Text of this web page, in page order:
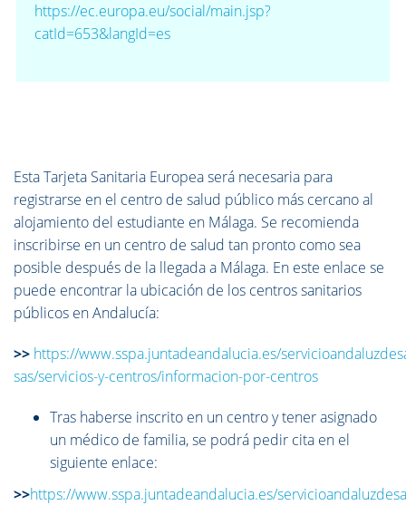
https://ec.europa.eu/social/main.jsp?
catId=653&langId=es
Esta Tarjeta Sanitaria Europea será necesaria para
registrarse en el centro de salud público más cercano al
alojamiento del estudiante en Málaga. Se recomienda
inscribirse en un centro de salud tan pronto como sea
posible después de la llegada a Málaga. En este enlace se
puede encontrar la ubicación de los centros sanitarios
públicos en Andalucía:
>> https://www.sspa.juntadeandalucia.es/
sas/servicios-y-centros/informacion-por-centros
Tras haberse inscrito en un centro y tener asignado
un médico de familia, se podrá pedir cita en el
siguiente enlace:
>>https://www.sspa.juntadeandalucia.es/